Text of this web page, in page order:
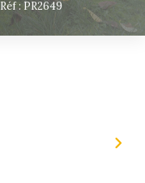
Réf : PR2649